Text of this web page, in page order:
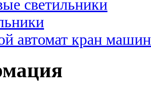
светильники
автомат кран